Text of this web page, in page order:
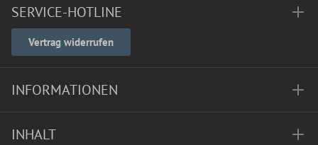
SERVICE-HOTLINE
Vertrag widerrufen
INFORMATIONEN
INHALT